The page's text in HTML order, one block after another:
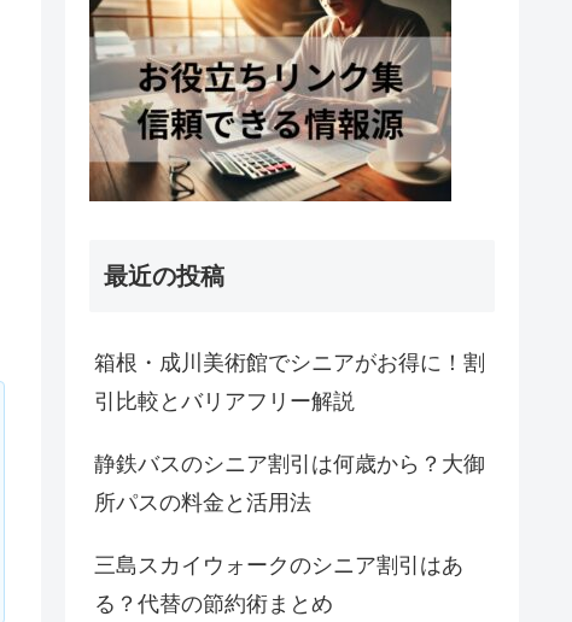
最近の投稿
箱根・成川美術館でシニアがお得に！割
引比較とバリアフリー解説
静鉄バスのシニア割引は何歳から？大御
所パスの料金と活用法
三島スカイウォークのシニア割引はあ
る？代替の節約術まとめ